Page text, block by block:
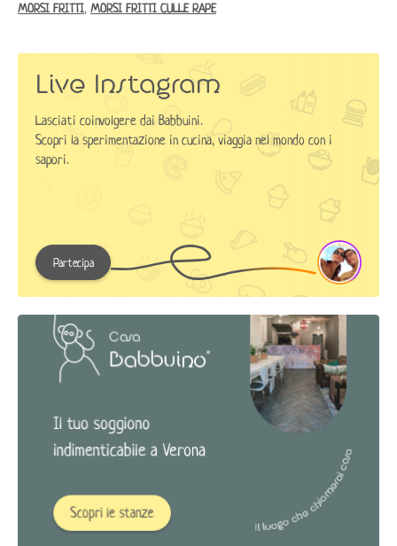
MORSI FRITTI, MORSI FRITTI CULLE RAPE
Live Instagram
Lasciati coinvolgere dai Babbuini.
Scopri la sperimentazione in cucina, viaggia nel mondo con i
sapori.
Partecipa